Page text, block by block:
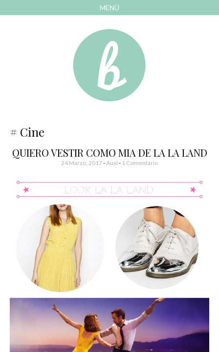
MENÚ
Bonitismos
Cine
QUIERO VESTIR COMO MIA DE LA LA LAND
24 Marzo, 2017-Auxi 1 Comentario